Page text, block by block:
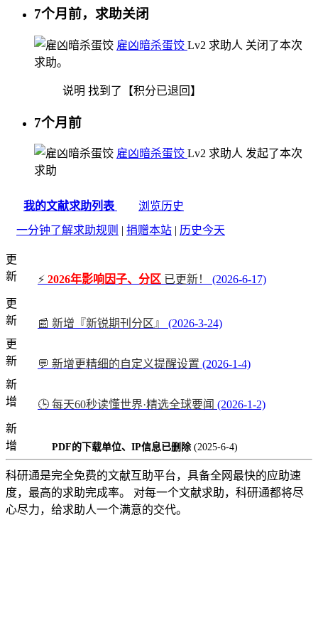
7个月前，求助关闭
雇凶暗杀蛋饺 Lv2 求助人 关闭了本次
求助。
说明 找到了【积分已退回】
7个月前
雇凶暗杀蛋饺 Lv2 求助人 发起了本次
求助
我的文献求助列表
浏览历史
一分钟了解求助规则
捐赠本站 历史今天
更
新
⚡ 2026年影响因子、分区 已更新！
(2026-6-17)
更
新
📰 新增『新锐期刊分区』
(2026-3-24)
更
新
💬 新增更精细的自定义提醒设置 (2026-1-4)
新
增
🕒 每天60秒读懂世界·精选全球要闻 (2026-1-2)
新
增
PDF的下载单位、IP信息已删除 (2025-6-4)
科研通是完全免费的文献互助平台，具备全网最快的应助速
度，最高的求助完成率。 对每一个文献求助，科研通都将尽
心尽力，给求助人一个满意的交代。